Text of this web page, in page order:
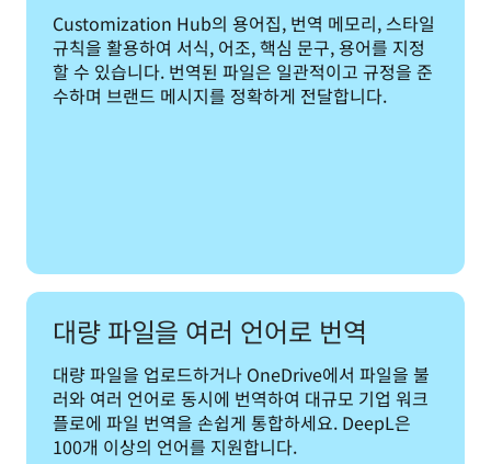
Customization Hub의 용어집, 번역 메모리, 스타일
규칙을 활용하여 서식, 어조, 핵심 문구, 용어를 지정
할 수 있습니다. 번역된 파일은 일관적이고 규정을 준
수하며 브랜드 메시지를 정확하게 전달합니다.
대량 파일을 여러 언어로 번역
대량 파일을 업로드하거나 OneDrive에서 파일을 불
러와 여러 언어로 동시에 번역하여 대규모 기업 워크
플로에 파일 번역을 손쉽게 통합하세요. DeepL은
100개 이상의 언어를 지원합니다.